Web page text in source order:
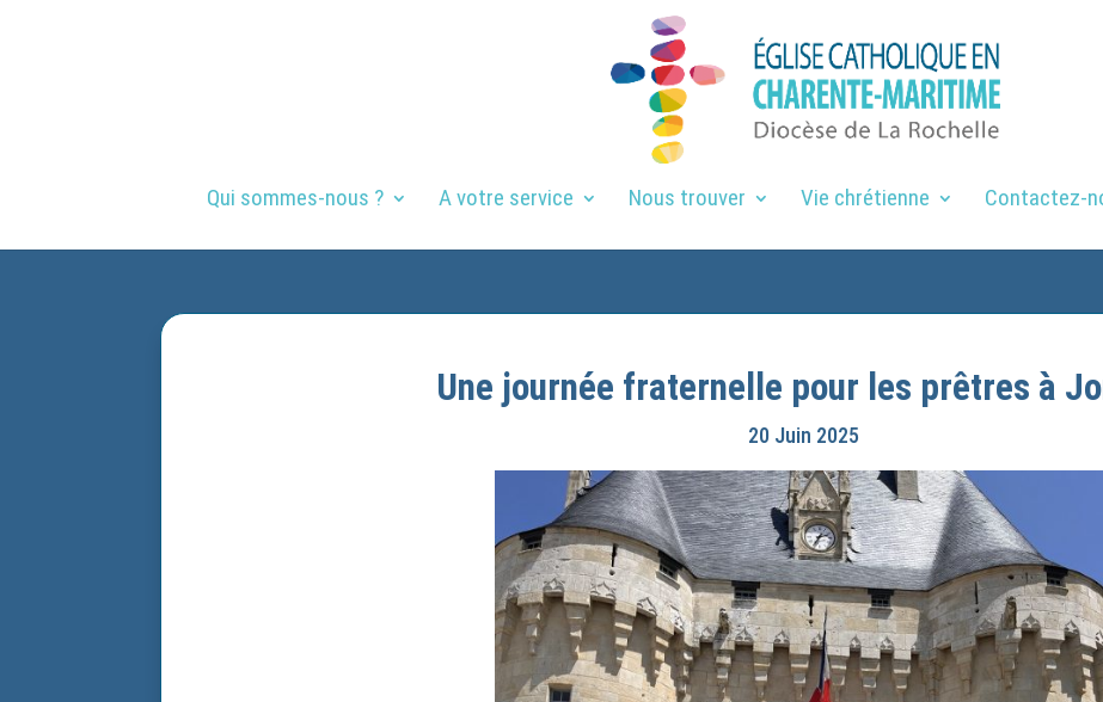
Qui sommes-nous ? A votre service Nous trouver Vie chrétienne Contactez-
Une journée fraternelle pour les prêtres à
20 Juin 2025